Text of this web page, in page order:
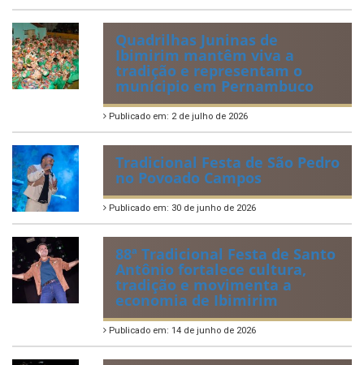
Quadrilhas Juninas de
Ibimirim mantêm viva a
tradição e representam o
munícipio em Pernambuco
Publicado em: 2 de julho de 2026
Tradicional Festa de São Pedro
no Povoado Campos
Publicado em: 30 de junho de 2026
88ª Tradicional Festa de Santo
Antônio fortalece cultura,
tradição e movimenta a
economia de Ibimirim
Publicado em: 14 de junho de 2026